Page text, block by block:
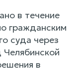
в течение
гражданским
суда через
Челябинской
в